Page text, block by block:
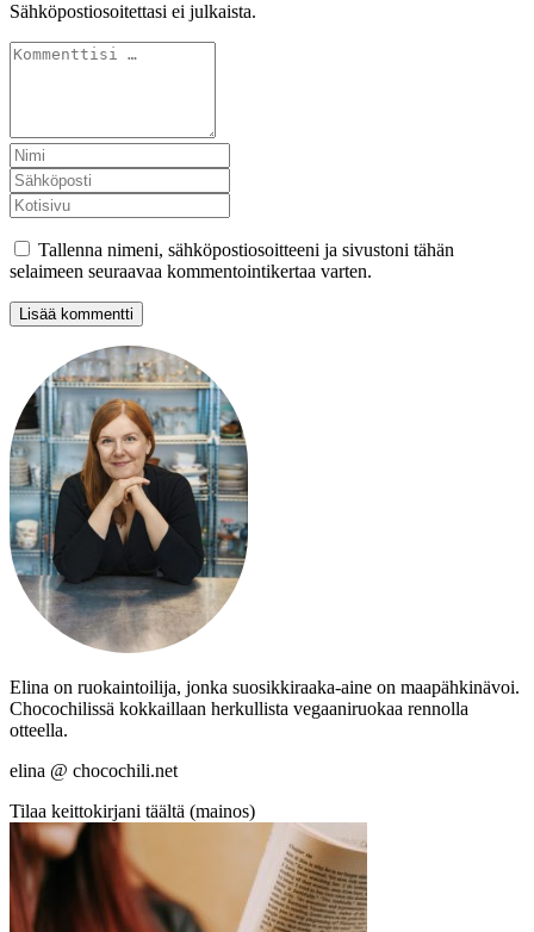
Sähköpostiosoitettasi ei julkaista.
Tallenna nimeni, sähköpostiosoitteeni ja sivustoni tähän
selaimeen seuraavaa kommentointikertaa varten.
Elina on ruokaintoilija, jonka suosikkiraaka-aine on maapähkinävoi.
Chocochilissä kokkaillaan herkullista vegaaniruokaa rennolla
otteella.
elina @ chocochili.net
Tilaa keittokirjani täältä (mainos)